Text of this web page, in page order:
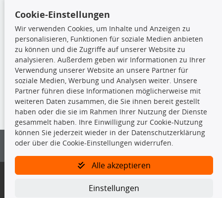
Stoßdämpfer
TecDoc Inside
Die hier angezeigten Daten insbesondere die gesamte Datenbank dürfen
nicht kopiert werden.
Es ist zu unterlassen, die Daten oder die gesamte Datenbank ohne
vorherige Zustimmung von TecDoc zu vervielfältigen, zu verbreiten
und/oder diese Handlungen durch Dritte ausführen zu lassen. Ein
Bitte prüfen Sie, ob das über unseren Onlineshop identifizierte Ersatzteil
Gegebenenfalls sind ergänzende Informationen notwendig, um
Cookie-Einstellungen
Wir verwenden Cookies, um Inhalte und Anzeigen zu
personalisieren, Funktionen für soziale Medien anbieten
zu können und die Zugriffe auf unserer Website zu
analysieren. Außerdem geben wir Informationen zu Ihrer
Verwendung unserer Website an unsere Partner für
soziale Medien, Werbung und Analysen weiter. Unsere
Partner führen diese Informationen möglicherweise mit
weiteren Daten zusammen, die Sie ihnen bereit gestellt
haben oder die sie im Rahmen Ihrer Nutzung der Dienste
gesammelt haben. Ihre Einwilligung zur Cookie-Nutzung
können Sie jederzeit wieder in der Datenschutzerklärung
oder über die Cookie-Einstellungen widerrufen.
Alle akzeptieren
Einstellungen